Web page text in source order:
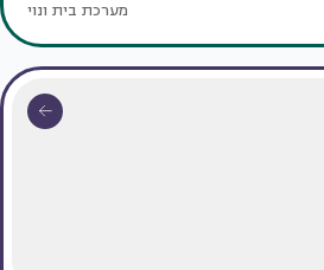
מערכת בית ונוי